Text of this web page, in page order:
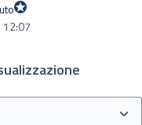
Proprio Stefania